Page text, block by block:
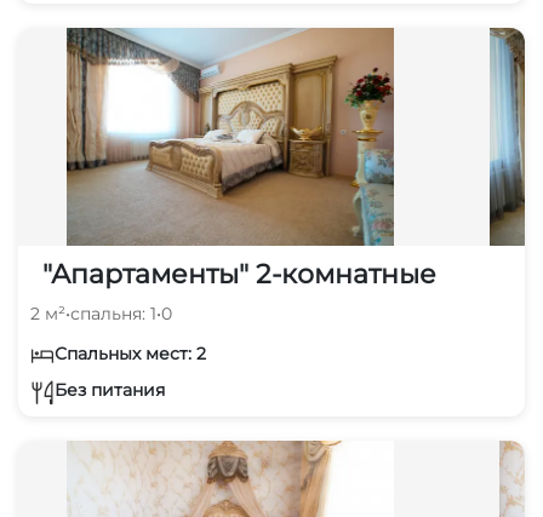
"Апартаменты" 2-комнатные
2 м²•спальня: 1•0
Спальных мест: 2
Без питания